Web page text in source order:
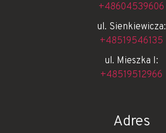
+48604539606
ul. Sienkiewicza:
+48519546135
ul. Mieszka I:
+48519512966
Adres